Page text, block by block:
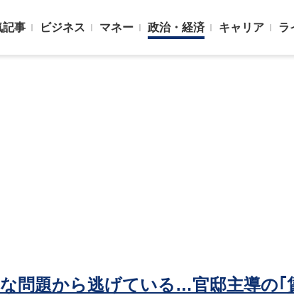
記事 ビジネス マネー 政治・経済 キャリア ラ
問題から逃げている…官邸主導の｢